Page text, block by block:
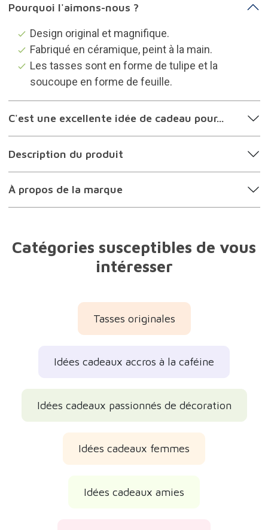
Pourquoi l'aimons-nous ?
Design original et magnifique.
Fabriqué en céramique, peint à la main.
Les tasses sont en forme de tulipe et la
soucoupe en forme de feuille.
C'est une excellente idée de cadeau pour...
Description du produit
À propos de la marque
Catégories susceptibles de vous
intéresser
Tasses originales
Idées cadeaux accros à la caféine
Idées cadeaux passionnés de décoration
Idées cadeaux femmes
Idées cadeaux amies